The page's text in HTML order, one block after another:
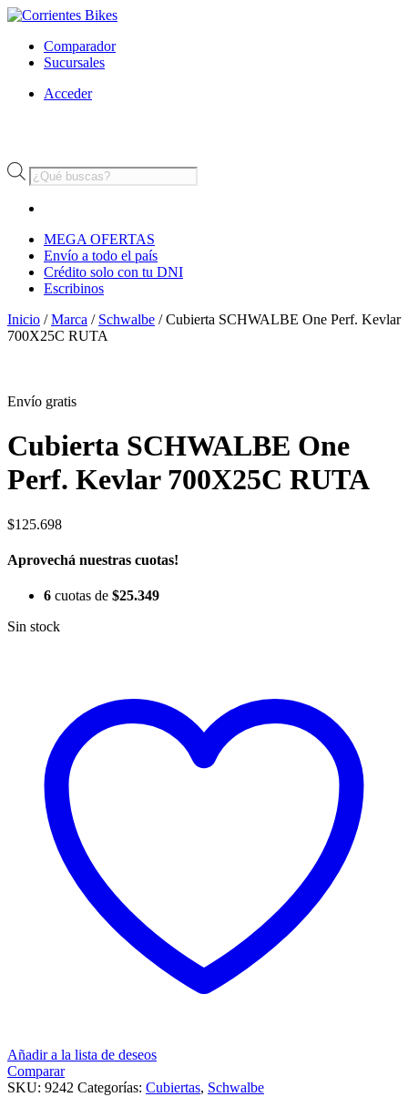
Comparador
Sucursales
Acceder
Búsqueda
de
MEGA OFERTAS
Envío a todo el país
Crédito solo con tu DNI
Escribinos
Inicio /Marca / Schwalbe / Cubierta SCHWALBE One Perf. Kevlar
700X25C RUTA
Envío gratis
Cubierta SCHWALBE One
Perf. Kevlar 700X25C RUTA
$125.698
Aprovechá nuestras cuotas!
6 cuotas de $25.349
Sin stock
Añadir a la lista de deseos
Comparar
SKU: 9242 Categorías: Cubiertas, Schwalbe